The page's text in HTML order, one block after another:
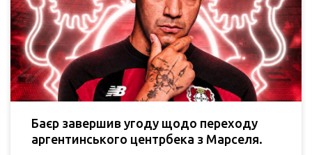
Баєр завершив угоду щодо переходу
аргентинського центрбека з Марселя.